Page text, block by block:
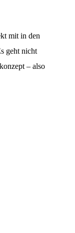
mit in den
geht nicht
– also